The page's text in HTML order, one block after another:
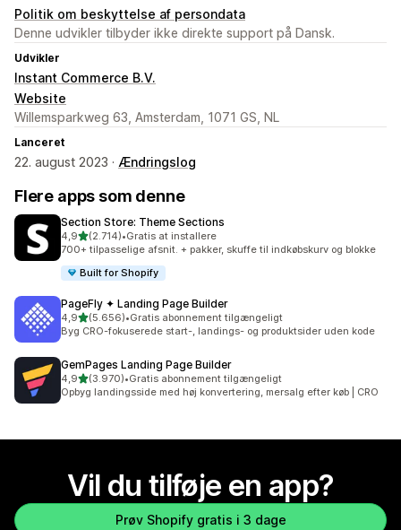
Politik om beskyttelse af persondata
Denne udvikler tilbyder ikke direkte support på Dansk.
Udvikler
Instant Commerce B.V.
Website
Willemsparkweg 63, Amsterdam, 1071 GS, NL
Lanceret
22. august 2023 · Ændringslog
Flere apps som denne
Section Store: Theme Sections
4,9ud af 5 stjerner
(2.714)
2714 anmeldelser i alt
•Gratis at installere
700+ tilpasselige afsnit. + pakker, skuffe til indkøbskurv og blokke
Built for Shopify
PageFly ✦ Landing Page Builder
4,9ud af 5 stjerner
(5.656)
5656 anmeldelser i alt
•Gratis abonnement tilgængeligt
Byg CRO-fokuserede start-, landings- og produktsider uden kode
GemPages Landing Page Builder
4,9ud af 5 stjerner
(3.970)
3970 anmeldelser i alt
•Gratis abonnement tilgængeligt
Opbyg landingsside med høj konvertering, mersalg efter køb | CRO
Vil du tilføje en app?
Prøv Shopify gratis i 3 dage